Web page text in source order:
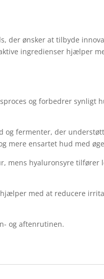
der ønsker at tilbyde
ingredienser hjælper
og forbedrer synligt
fermenter, der
mere ensartet hud med
mens hyaluronsyre
med at reducere
og aftenrutinen.